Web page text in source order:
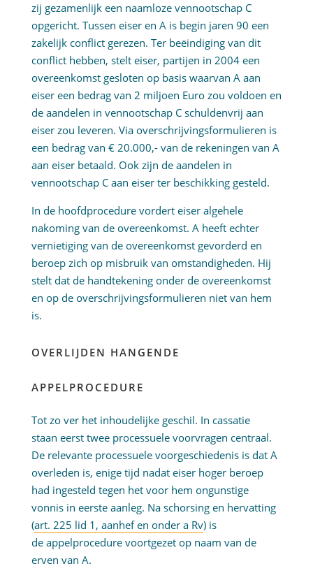
zij gezamenlijk een naamloze vennootschap C
opgericht. Tussen eiser en A is begin jaren 90 een
zakelijk conflict gerezen. Ter beëindiging van dit
conflict hebben, stelt eiser, partijen in 2004 een
overeenkomst gesloten op basis waarvan A aan
eiser een bedrag van 2 miljoen Euro zou voldoen en
de aandelen in vennootschap C schuldenvrij aan
eiser zou leveren. Via overschrijvingsformulieren is
een bedrag van € 20.000,- van de rekeningen van A
aan eiser betaald. Ook zijn de aandelen in
vennootschap C aan eiser ter beschikking gesteld.
In de hoofdprocedure vordert eiser algehele
nakoming van de overeenkomst. A heeft echter
vernietiging van de overeenkomst gevorderd en
beroep zich op misbruik van omstandigheden. Hij
stelt dat de handtekening onder de overeenkomst
en op de overschrijvingsformulieren niet van hem
is.
OVERLIJDEN HANGENDE
APPELPROCEDURE
Tot zo ver het inhoudelijke geschil. In cassatie
staan eerst twee processuele voorvragen centraal.
De relevante processuele voorgeschiedenis is dat A
overleden is, enige tijd nadat eiser hoger beroep
had ingesteld tegen het voor hem ongunstige
vonnis in eerste aanleg. Na schorsing en hervatting
(art. 225 lid 1, aanhef en onder a Rv) is
de appelprocedure voortgezet op naam van de
erven van A.